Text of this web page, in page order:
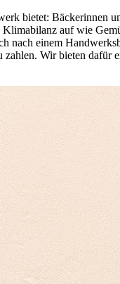
bietet:
auf wie
nach einem
Wir bieten